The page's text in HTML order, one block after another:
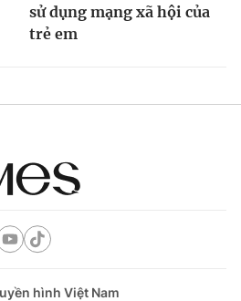
sử dụng mạng xã hội của
trẻ em
hình Việt Nam